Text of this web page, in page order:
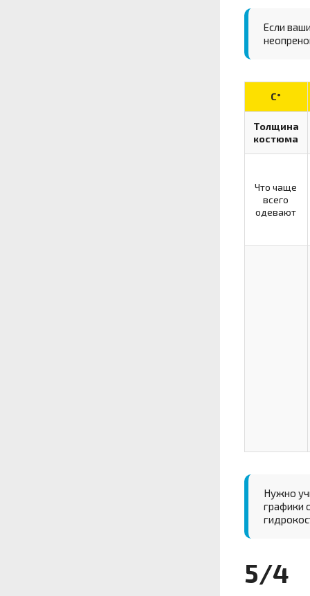
Если
С°
Толщина
костюма
Что чаще
всего
одевают
Нужно
графики
5/4